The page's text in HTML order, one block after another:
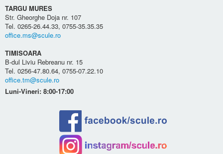
TARGU MURES
Str. Gheorghe Doja nr. 107
Tel. 0265-26.44.33, 0755-35.35.35
office.ms@scule.ro
TIMISOARA
B-dul Liviu Rebreanu nr. 15
Tel. 0256-47.80.64, 0755-07.22.10
office.tm@scule.ro
Luni-Vineri: 8:00-17:00